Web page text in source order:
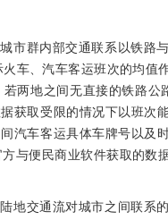
市群内部交通联系以铁路
车、汽车客运班次的均值
两地之间无直接的铁路公
获取受限的情况下以班次
汽车客运具体车牌号以及
与便民商业软件获取的数
地交通流对城市之间联系